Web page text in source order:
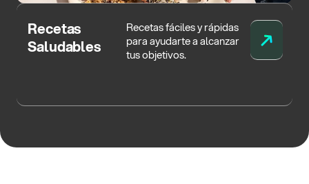
Recetas
Saludables
Recetas fáciles y rápidas
para ayudarte a alcanzar
tus objetivos.